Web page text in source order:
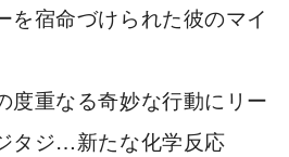
を宿命づけられた彼のマイ
度重なる奇妙な行動にリー
タジ…新たな化学反応